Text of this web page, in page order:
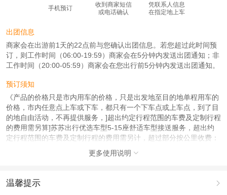
手机预订
收到商家短信
或电话确认
凭联系人信息
在指定地上车
出团信息
商家会在出游前1天的22点前与您确认出团信息。若您超过此时间预
订，则工作时间（06:00-19:59）商家会在5分钟内发送出团通知；非
工作时间（20:00-05:59）商家会在您出行前5分钟内发送出团通知。
预订须知
《产品的价格只是市内用车的价格，只是出发地至目的地单程用车的
价格，市内任意点上车或下车，都只有一个下车点或上车点，到了目
的地自由活动，不再提供服务，]超出约定行程范围的车费及定制行程
的费用需另算]苏苏出行优选车型5-15座舒适车型接送服务，超出约
定行程范围的车费及定制行程的费用需另计，超过部分按公里收费：
5座5元/公里，7座商务8元/公里；9座商务10元/公里,(为了您的出行
安全考虑，我们强烈建议客人用车一天不超过12小时或300公里><<
出游的费用联系24小时在线客服《一切个人消费以及费用包含里交
通，门票，用餐，住宿，都需要咨询客服》
更多使用说明 
温馨提示 